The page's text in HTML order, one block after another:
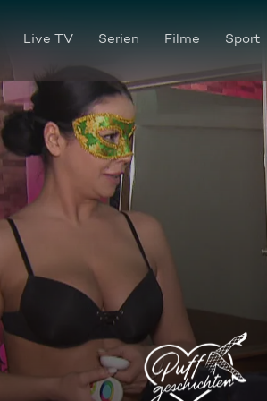
Live TV Serien Filme Sport
So